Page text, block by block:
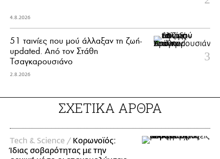
4.8.2026
51 ταινίες που μού άλλαξαν τη ζωή-
updated. Aπό τον Στάθη
Τσαγκαρουσιάνο
2.8.2026
ΣΧΕΤΙΚΑ ΑΡΘΡΑ
Τech & Science / Κορωνοϊός:
Ίδιας σοβαρότητας με την